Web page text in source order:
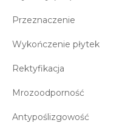
Przeznaczenie
Wykończenie płytek
Rektyfikacja
Mrozoodporność
Antypoślizgowość